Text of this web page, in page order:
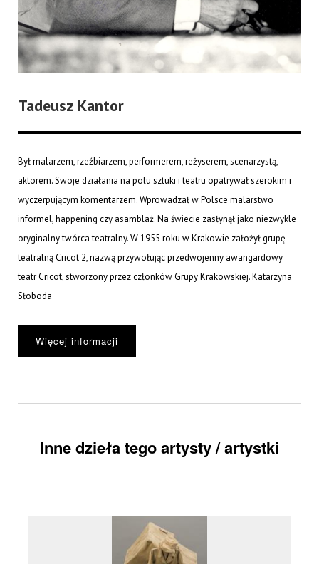
Tadeusz Kantor
Był malarzem, rzeźbiarzem, performerem, reżyserem, scenarzystą,
aktorem. Swoje działania na polu sztuki i teatru opatrywał szerokim i
wyczerpującym komentarzem. Wprowadzał w Polsce malarstwo
informel, happening czy asamblaż. Na świecie zasłynął jako niezwykle
oryginalny twórca teatralny. W 1955 roku w Krakowie założył grupę
teatralną Cricot 2, nazwą przywołując przedwojenny awangardowy
teatr Cricot, stworzony przez członków Grupy Krakowskiej. Katarzyna
Słoboda
Więcej informacji
Inne dzieła tego artysty / artystki